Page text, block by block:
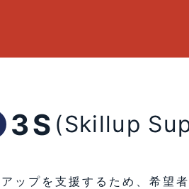
3S (Skillup
ップを支援するため、希